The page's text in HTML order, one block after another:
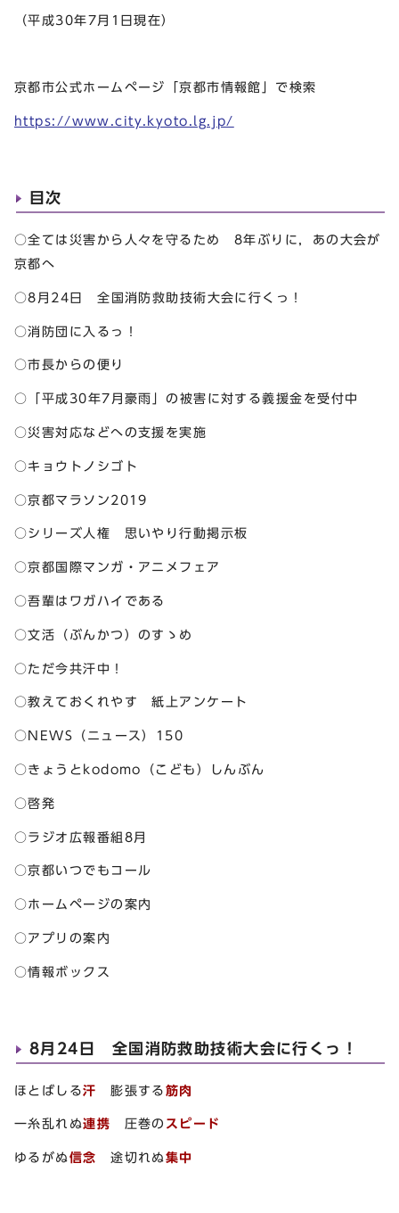
（平成30年7月1日現在）
京都市公式ホームページ「京都市情報館」で検索
https://www.city.kyoto.lg.jp/
目次
○全ては災害から人々を守るため 8年ぶりに，あの大会が
京都へ
○8月24日 全国消防救助技術大会に行くっ！
○消防団に入るっ！
○市長からの便り
○「平成30年7月豪雨」の被害に対する義援金を受付中
○災害対応などへの支援を実施
○キョウトノシゴト
○京都マラソン2019
○シリーズ人権 思いやり行動掲示板
○京都国際マンガ・アニメフェア
○吾輩はワガハイである
○文活（ぶんかつ）のすゝめ
○ただ今共汗中！
○教えておくれやす 紙上アンケート
○NEWS（ニュース）150
○きょうとkodomo（こども）しんぶん
○啓発
○ラジオ広報番組8月
○京都いつでもコール
○ホームページの案内
○アプリの案内
○情報ボックス
8月24日 全国消防救助技術大会に行くっ！
ほとばしる汗 膨張する 筋肉
一糸乱れぬ連携 圧巻の スピード
ゆるがぬ信念 途切れぬ集中